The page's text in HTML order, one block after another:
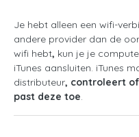
Je hebt alleen een wifi-
andere provider dan de
wifi hebt, kun je je
iTunes aansluiten. iTunes
distributeur, controleert
past deze toe.